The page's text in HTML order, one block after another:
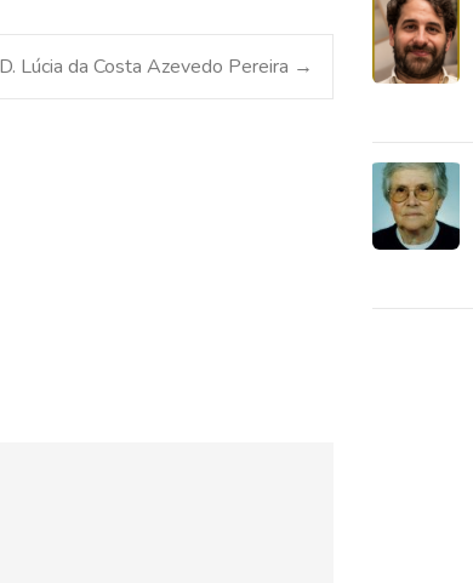
D. Lúcia da Costa Azevedo Pereira →